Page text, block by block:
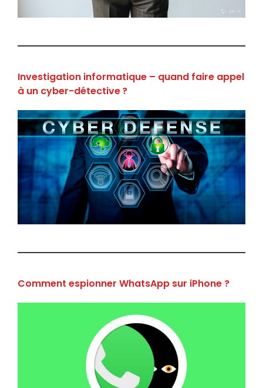
Investigation informatique – quand faire appel
à un cyber-détective ?
Comment espionner WhatsApp sur iPhone ?